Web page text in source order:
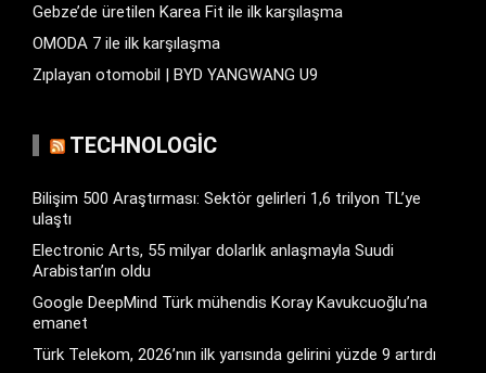
Gebze’de üretilen Karea Fit ile ilk karşılaşma
OMODA 7 ile ilk karşılaşma
Zıplayan otomobil | BYD YANGWANG U9
TECHNOLOGIC
Bilişim 500 Araştırması: Sektör gelirleri 1,6 trilyon TL’ye
ulaştı
Electronic Arts, 55 milyar dolarlık anlaşmayla Suudi
Arabistan’ın oldu
Google DeepMind Türk mühendis Koray Kavukcuoğlu’na
emanet
Türk Telekom, 2026’nın ilk yarısında gelirini yüzde 9 artırdı